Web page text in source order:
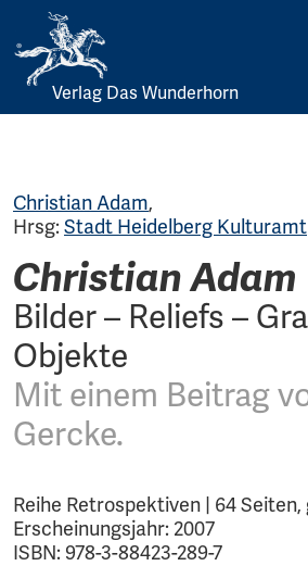
Skip
Verlag Das Wunderhorn
Christian Adam,
Hrsg:Stadt Heidelberg Kulturamt
Christian Adam
Bilder – Reliefs –
Objekte
Mit einem Beitrag
Gercke.
Reihe Retrospektiven | 64 Seiten,
Erscheinungsjahr: 2007
ISBN: 978-3-88423-289-7